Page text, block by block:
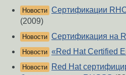
Новости Сертификации
(2009)
Новости Сертификация на
Новости «Red Hat Certified
Новости
Red Hat